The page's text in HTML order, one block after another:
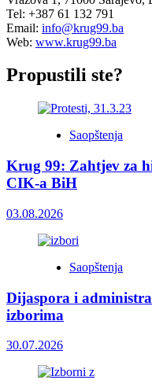
Tel: +387 61 132 791
Email: info@krug99.ba
Web: www.krug99.ba
Propustili ste?
Saopštenja
Krug 99: Zahtjev za
CIK-a BiH
03.08.2026
Saopštenja
Dijaspora i
izborima
30.07.2026